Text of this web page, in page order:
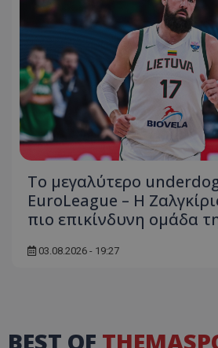
Το μεγαλύτερο
EuroLeague – Η
πιο επικίνδυνη ομάδα
03.08.2026 - 19:27
BEST OF